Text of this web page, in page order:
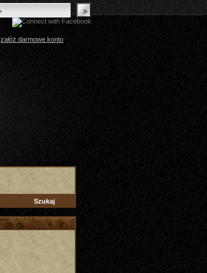
załóż darmowe konto
Szukaj